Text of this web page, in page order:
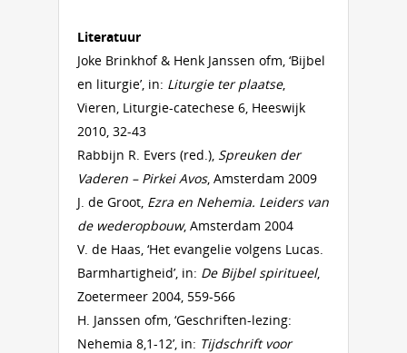
Literatuur
Joke Brinkhof & Henk Janssen ofm, ‘Bijbel
en liturgie’, in: Liturgie ter plaatse,
Vieren, Liturgie-catechese 6, Heeswijk
2010, 32-43
Rabbijn R. Evers (red.), Spreuken der
Vaderen – Pirkei Avos, Amsterdam 2009
J. de Groot, Ezra en Nehemia. Leiders van
de wederopbouw, Amsterdam 2004
V. de Haas, ‘Het evangelie volgens Lucas.
Barmhartigheid’, in: De Bijbel spiritueel,
Zoetermeer 2004, 559-566
H. Janssen ofm, ‘Geschriften-lezing:
Nehemia 8,1-12’, in: Tijdschrift voor